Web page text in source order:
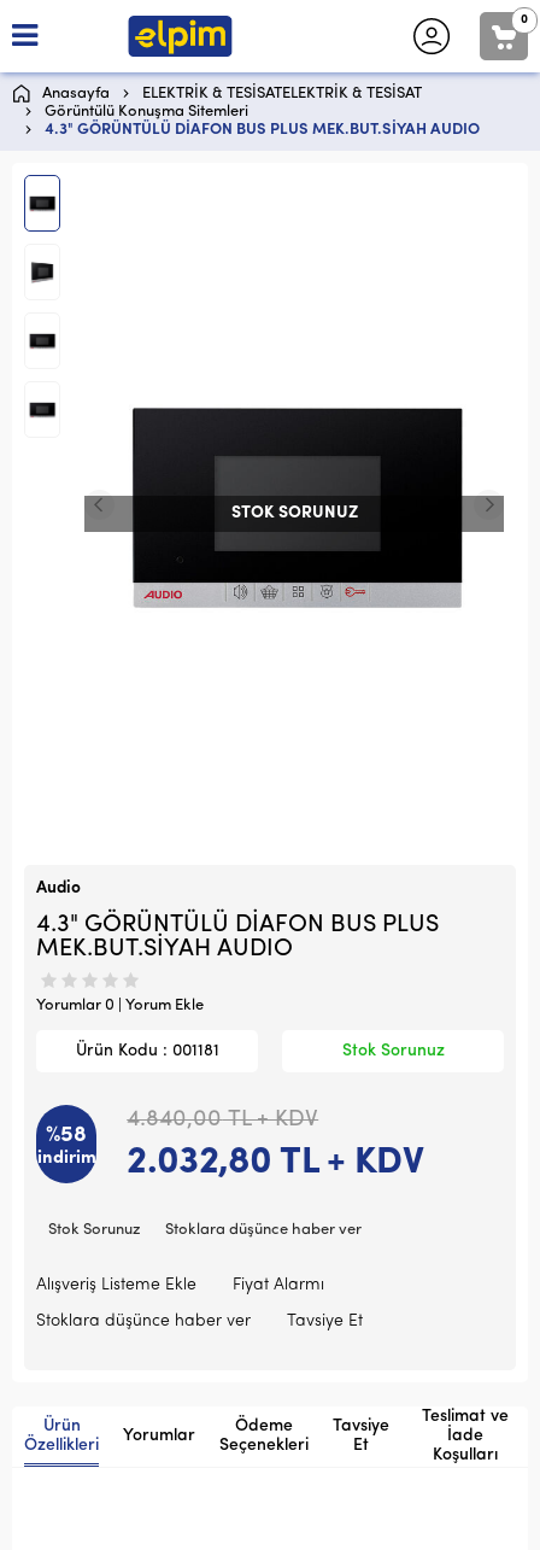
0
Anasayfa
ELEKTRİK & TESİSATELEKTRİK & TESİSAT
Görüntülü Konuşma Sitemleri
4.3" GÖRÜNTÜLÜ DİAFON BUS PLUS MEK.BUT.SİYAH AUDIO
STOK SORUNUZ
Audio
4.3" GÖRÜNTÜLÜ DİAFON BUS PLUS
MEK.BUT.SİYAH AUDIO
Yorumlar 0 | Yorum Ekle
Ürün Kodu : 001181 Stok Sorunuz
%58
indirim
4.840,00TL + KDV
2.032,80 TL + KDV
Stok Sorunuz Stoklara düşünce haber ver
Alışveriş Listeme Ekle
Fiyat Alarmı
Stoklara düşünce haber ver
Tavsiye Et
Ürün
Özellikleri
Yorumlar
Ödeme
Seçenekleri
Tavsiye
Et
Teslimat ve
İade
Koşulları